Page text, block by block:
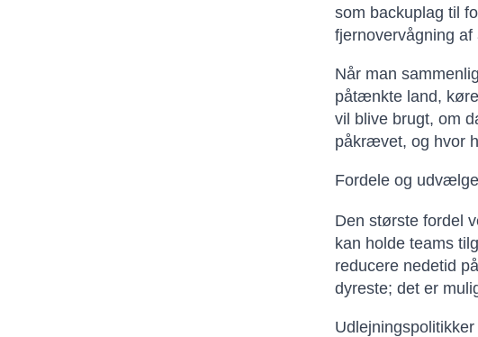
som backuplag til
fjernovervågning af
Når man
påtænkte land,
vil blive brugt, om
påkrævet, og hvor
Fordele og
Den største fordel
kan holde teams
reducere nedetid
dyreste; det er